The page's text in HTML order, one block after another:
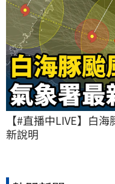
【#直播中LIVE】白
新說明